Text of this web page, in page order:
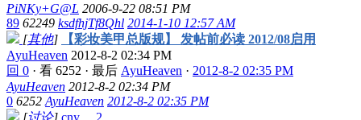
PiNKy+G@L 2006-9-22 08:51 PM
89 62249 ksdfhjTf8Qhl 2014-1-10 12:57 AM
[其他]
【彩妆美甲总版规】 发帖前必读 2012/08启用
AyuHeaven 2012-8-2 02:34 PM
回 0 · 看 6252 · 最后 AyuHeaven · 2012-8-2 02:35 PM
AyuHeaven 2012-8-2 02:34 PM
0 6252 AyuHeaven 2012-8-2 02:35 PM
[讨论] cny ...2